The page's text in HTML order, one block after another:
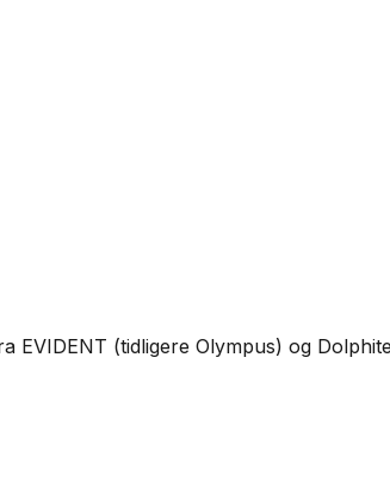
(tidligere Olympus) og